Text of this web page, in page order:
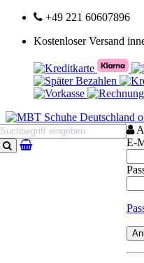
+49 221 60607896
Kostenloser Versand
Suchen
E-